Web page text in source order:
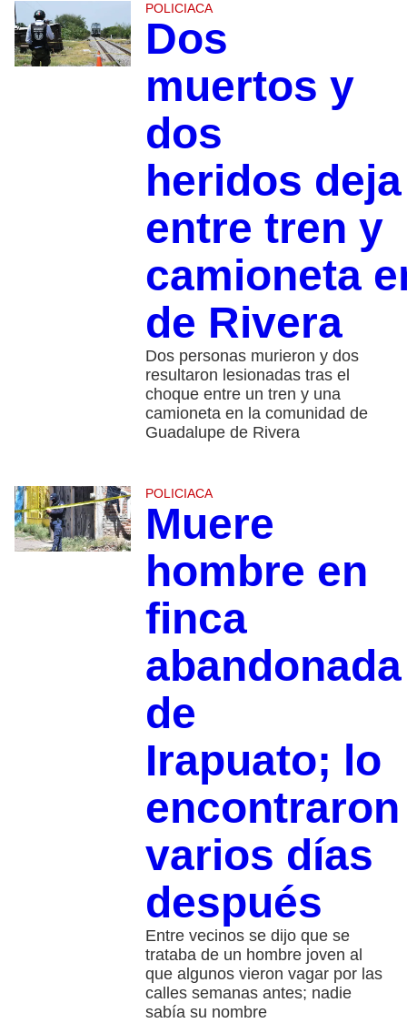
POLICIACA
Dos
muertos y
dos
heridos
entre tren y
camioneta
de Rivera
Dos personas murieron y dos
resultaron lesionadas tras el
choque entre un tren y una
camioneta en la comunidad de
Guadalupe de Rivera
POLICIACA
Muere
hombre en
finca
abandonada
de
Irapuato; lo
encontraron
varios días
después
Entre vecinos se dijo que se
trataba de un hombre joven al
que algunos vieron vagar por las
calles semanas antes; nadie
sabía su nombre